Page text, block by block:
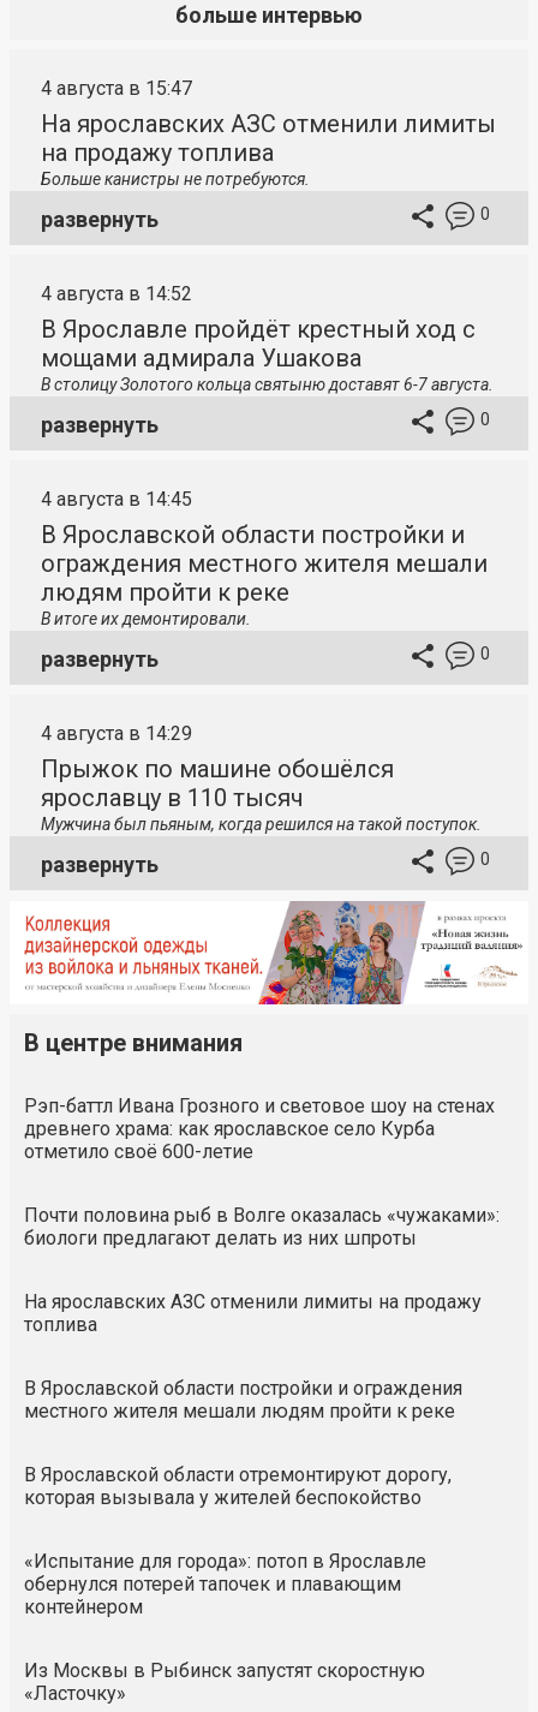
больше интервью
4 августа в 15:47
На ярославских АЗС отменили лимиты
на продажу топлива
Больше канистры не потребуются.
развернуть 0
4 августа в 14:52
В Ярославле пройдёт крестный ход с
мощами адмирала Ушакова
В столицуЗолотого кольца святыню доставят 6-7 августа.
развернуть 0
4 августа в 14:45
В Ярославской области постройки и
ограждения местного жителя мешали
людям пройти к реке
В итоге их демонтировали.
развернуть 0
4 августа в 14:29
Прыжок по машине обошёлся
ярославцу в 110 тысяч
Мужчина был пьяным, когда решился на такой поступок.
развернуть 0
В центре внимания
Рэп-баттл Ивана Грозного и световое шоу на стенах
древнего храма: как ярославское село Курба
отметило своё 600-летие
Почти половина рыб в Волге оказалась «чужаками»:
биологи предлагают делать из них шпроты
На ярославских АЗС отменили лимиты на продажу
топлива
В Ярославской области постройки и ограждения
местного жителя мешали людям пройти к реке
В Ярославской области отремонтируют дорогу,
которая вызывала у жителей беспокойство
«Испытание для города»: потоп в Ярославле
обернулся потерей тапочек и плавающим
контейнером
Из Москвы в Рыбинск запустят скоростную
«Ласточку»